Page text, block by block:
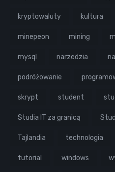
kryptowaluty kultura
minepeon mining
mysql narzedzia
podróżowanie
skrypt student
Studia IT za granicą
Tajlandia technologia
tutorial windows